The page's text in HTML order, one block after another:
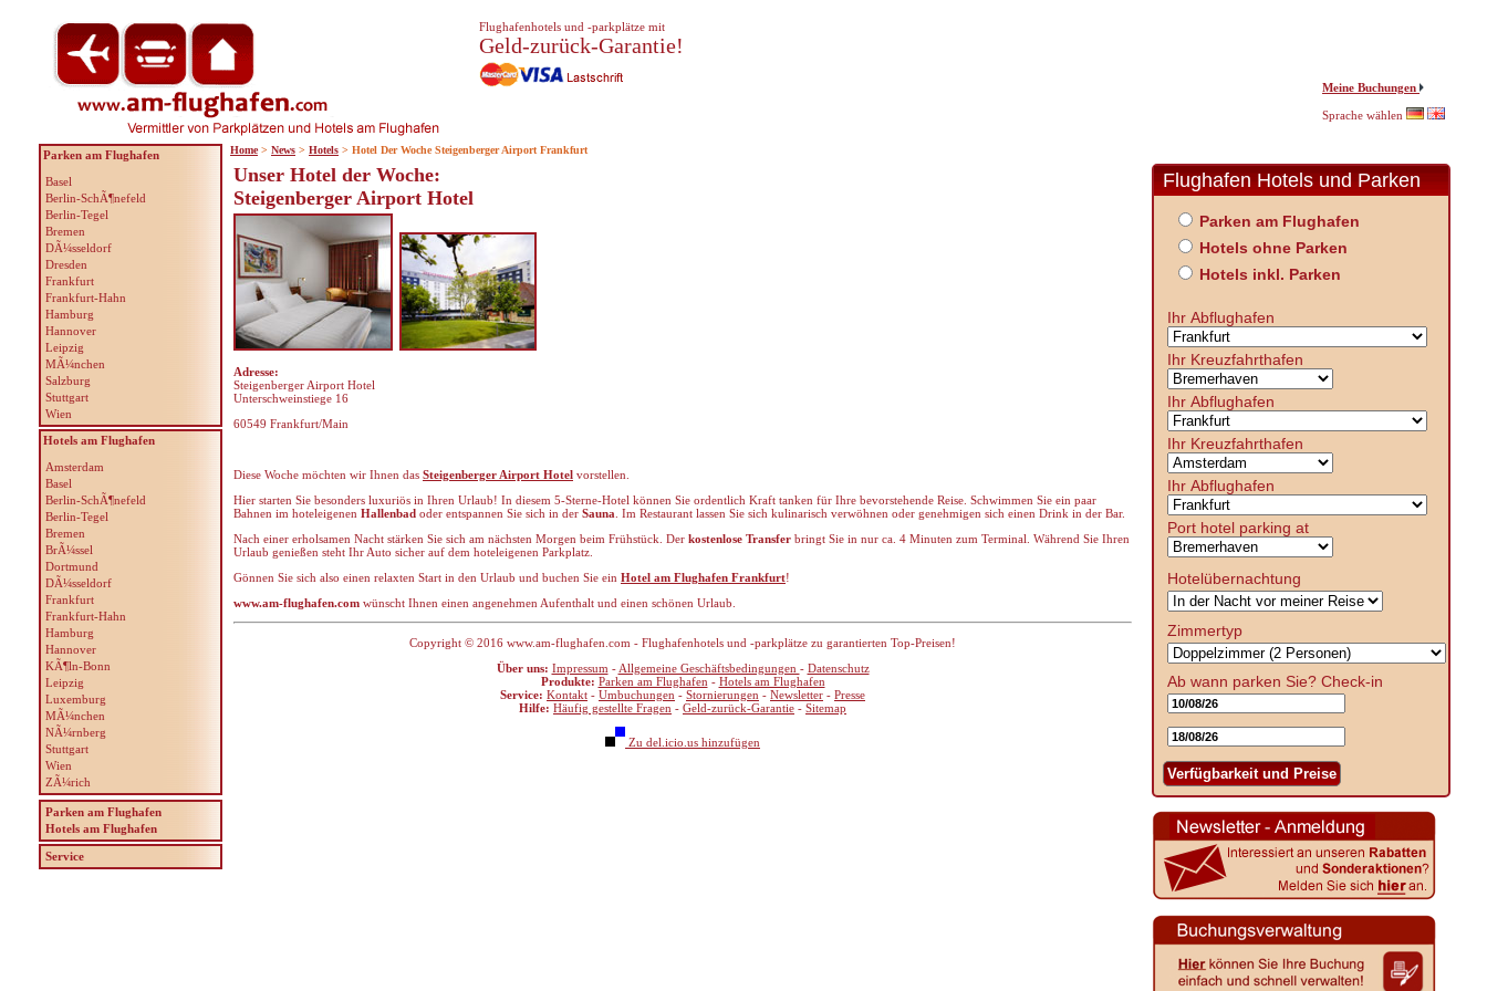
Unser Hotel der Woche:
Steigenberger Airport Hotel
Adresse:
Steigenberger Airport Hotel
Unterschweinstiege 16
60549 Frankfurt/Main
Diese Woche möchten wir Ihnen das Steigenberger Airport Hotel vorstellen.
Hier starten Sie besonders luxuriös in Ihren Urlaub! In diesem 5-Sterne-Hotel können Sie ordentlich Kraft tanken für Ihre bevorstehende Reise. Schwimmen Sie ein paar
Bahnen im hoteleigenen Hallenbad oder entspannen Sie sich in der Sauna . Im Restaurant lassen Sie sich kulinarisch verwöhnen oder genehmigen sich einen Drink in der Bar.
Nach einer erholsamen Nacht stärken Sie sich am nächsten Morgen beim Frühstück. Der kostenlose Transfer bringt Sie in nur ca. 4 Minuten zum Terminal. Während Sie Ihren
Urlaub genießen steht Ihr Auto sicher auf dem hoteleigenen Parkplatz.
Gönnen Sie sich also einen relaxten Start in den Urlaub und buchen Sie ein Hotel am Flughafen Frankfurt!
www.am-flughafen.com wünscht Ihnen einen angenehmen Aufenthalt und einen schönen Urlaub.
Copyright © 2016 www.am-flughafen.com - Flughafenhotels und -parkplätze zu garantierten Top-Preisen!
Über uns: Impressum - Allgemeine Geschäftsbedingungen - Datenschutz
Produkte: Parken am Flughafen - Hotels am Flughafen
Service: Kontakt - Umbuchungen - Stornierungen - Newsletter - Presse
Hilfe: Häufig gestellte Fragen - Geld-zurück-Garantie - Sitemap
Zu del.icio.us hinzufügen
Meine Buchungen
Sprache wählen
Parken am Flughafen
Basel
Berlin-SchÃ¶nefeld
Berlin-Tegel
Bremen
DÃ¼sseldorf
Dresden
Frankfurt
Frankfurt-Hahn
Hamburg
Hannover
Leipzig
MÃ¼nchen
Salzburg
Stuttgart
Wien
Hotels am Flughafen
Amsterdam
Basel
Berlin-SchÃ¶nefeld
Berlin-Tegel
Bremen
BrÃ¼ssel
Dortmund
DÃ¼sseldorf
Frankfurt
Frankfurt-Hahn
Hamburg
Hannover
KÃ¶ln-Bonn
Leipzig
Luxemburg
MÃ¼nchen
NÃ¼rnberg
Stuttgart
Wien
ZÃ¼rich
Parken am Flughafen
Hotels am Flughafen
Service
Flughafen Hotels und Parken
Parken am Flughafen
Hotels ohne Parken
Hotels inkl. Parken
Ihr Abflughafen
Ihr Kreuzfahrthafen
Ihr Abflughafen
Ihr Kreuzfahrthafen
Ihr Abflughafen
Port hotel parking at
Hotelübernachtung
Zimmertyp
Ab wann parken Sie? Check-in
Verfügbarkeit und Preise
Flughafenhotels und -parkplätze mit
Geld-zurück-Garantie!
Home > News > Hotels > Hotel Der Woche Steigenberger Airport Frankfurt